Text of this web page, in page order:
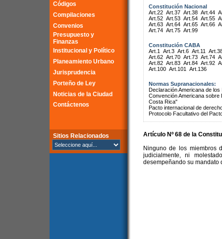
Códigos
Compilaciones
Convenios
Presupuesto y
Finanzas
Institucional y Político
Planeamiento Urbano
Jurisprudencia
Porteño de Ley
Noticias de la Ciudad
Contáctenos
Sitios Relacionados
Constitución Nacional
Art.22 Art.37 Art.38 Art.44
Art.52 Art.53 Art.54 Art.55
Art.63 Art.64 Art.65 Art.66
Art.74 Art.75 Art.99
Constitución CABA
Art.1
Art.3 Art.6 Art.11
Art.62 Art.70 Art.73 Art.74
Art.82 Art.83 Art.84 Art.92
Art.100 Art.101 Art.136
Normas Supranacionales:
Declaración Americana de
Convención Americana
Costa Rica"
Pacto internacional de
Protocolo Facultativo del
Artículo Nº 68 de la
Ninguno de los miembros
judicialmente, ni
desempeñando su mandato